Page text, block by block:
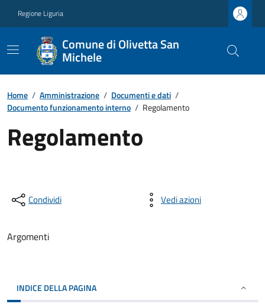
Regione Liguria
Comune di Olivetta San
Michele
Home / Amministrazione / Documenti e dati /
Documento funzionamento interno / Regolamento
Regolamento
Condividi Vedi azioni
Argomenti
INDICE DELLA PAGINA